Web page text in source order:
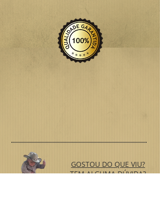
GOSTOU DO QUE VIU?
TEM ALGUMA DÚVIDA?